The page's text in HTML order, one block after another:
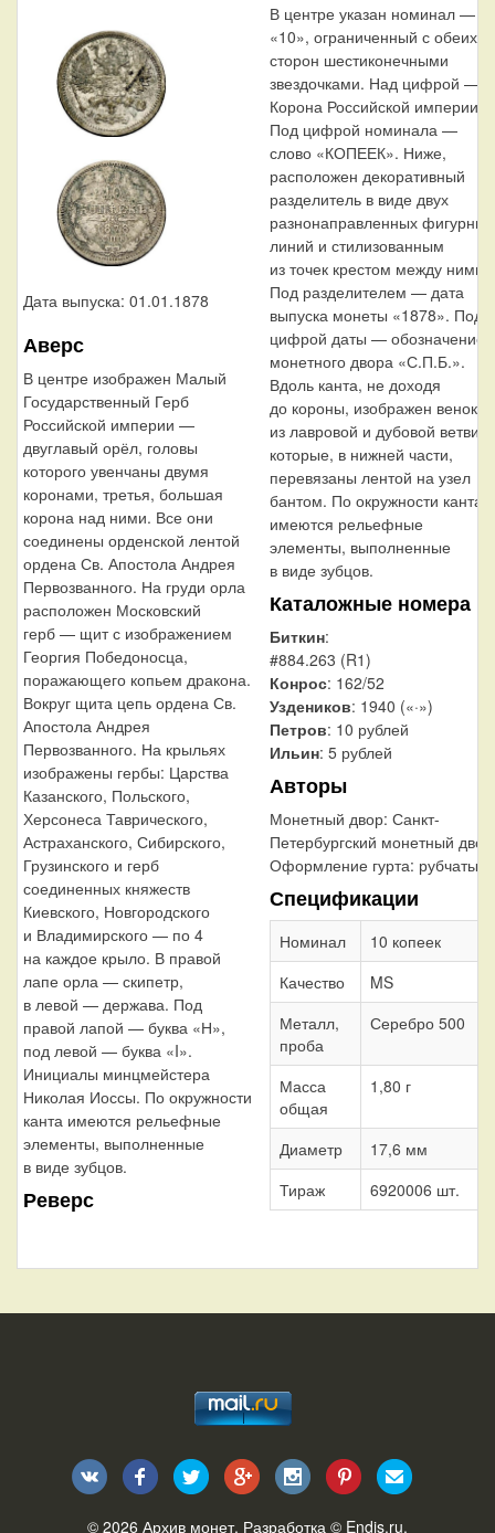
Дата выпуска: 01.01.1878
Аверс
В центре изображен Малый
Государственный Герб
Российской империи —
двуглавый орёл, головы
которого увенчаны двумя
коронами, третья, большая
корона над ними. Все они
соединены орденской лентой
ордена Св. Апостола Андрея
Первозванного. На груди орла
расположен Московский
герб — щит с изображением
Георгия Победоносца,
поражающего копьем дракона.
Вокруг щита цепь ордена Св.
Апостола Андрея
Первозванного. На крыльях
изображены гербы: Царства
Казанского, Польского,
Херсонеса Таврического,
Астраханского, Сибирского,
Грузинского и герб
соединенных княжеств
Киевского, Новгородского
и Владимирского — по 4
на каждое крыло. В правой
лапе орла — скипетр,
в левой — держава. Под
правой лапой — буква «Н»,
под левой — буква «I».
Инициалы минцмейстера
Николая Иоссы. По окружности
канта имеются рельефные
элементы, выполненные
в виде зубцов.
Реверс
В центре указан номинал —
«10», ограниченный с обеих
сторон шестиконечными
звездочками. Над цифрой —
Корона Российской империи.
Под цифрой номинала —
слово «КОПЕЕК». Ниже,
расположен декоративный
разделитель в виде двух
разнонаправленных фигурных
линий и стилизованным
из точек крестом между ними.
Под разделителем — дата
выпуска монеты «1878». Под
цифрой даты — обозначение
монетного двора «С.П.Б.».
Вдоль канта, не доходя
до короны, изображен венок
из лавровой и дубовой ветви,
которые, в нижней части,
перевязаны лентой на узел
бантом. По окружности канта
имеются рельефные
элементы, выполненные
в виде зубцов.
Каталожные номера
Биткин:
#884.263 (R1)
Конрос: 162/52
Уздеников: 1940 («·»)
Петров: 10 рублей
Ильин: 5 рублей
Авторы
Монетный двор: Санкт-
Петербургский монетный двор
Оформление гурта: рубчатый
Спецификации
Номинал
10 копеек
Качество
MS
Металл,
проба
Серебро 500
Масса
общая
1,80 г
Диаметр
17,6 мм
Тираж
6920006 шт.
© 2026 Архив монет. Разработка © Endis.ru.